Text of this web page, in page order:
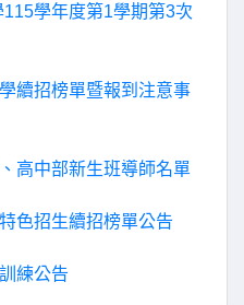
學年度第1學期第3次
續招榜單暨報到注意事
高中部新生班導師名單
色招生續招榜單公告
練公告